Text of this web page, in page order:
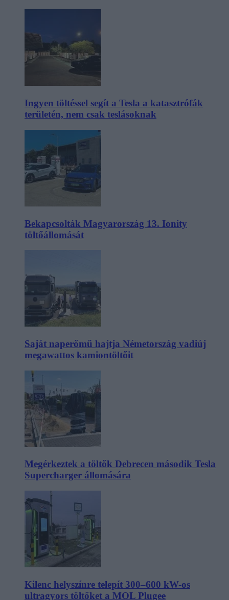
Ingyen töltéssel segít a Tesla a katasztrófák
területén, nem csak teslásoknak
Bekapcsolták Magyarország 13. Ionity
töltőállomását
Saját naperőmű hajtja Németország vadiúj
megawattos kamiontöltőit
Megérkeztek a töltők Debrecen második Tesla
Supercharger állomására
Kilenc helyszínre telepít 300–600 kW-os
ultragyors töltőket a MOL Plugee